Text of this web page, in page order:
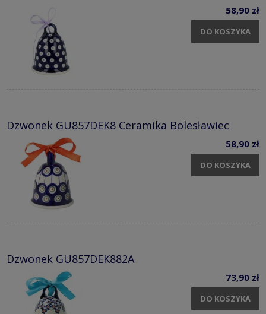
58,90 zł
DO KOSZYKA
Dzwonek GU857DEK8 Ceramika Bolesławiec
58,90 zł
DO KOSZYKA
Dzwonek GU857DEK882A
73,90 zł
DO KOSZYKA